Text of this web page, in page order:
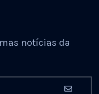
notícias da